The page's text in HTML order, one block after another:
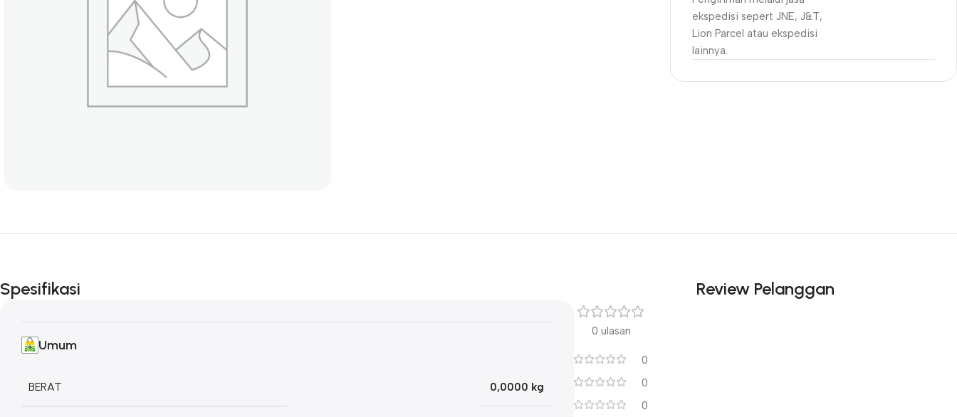
ekspedisi sepert JNE, J&T,
Lion Parcel atau ekspedisi
lainnya.
Spesifikasi
Umum
BERAT 0,0000 kg
Review Pelanggan
0 ulasan
0
0
0